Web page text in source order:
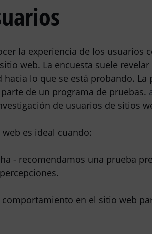
la experiencia de los usuarios
web. La encuesta suele revelar
lo que se está probando. La
de un programa de pruebas.
de usuarios de sitios
es ideal cuando:
- recomendamos una prueba
en el sitio web